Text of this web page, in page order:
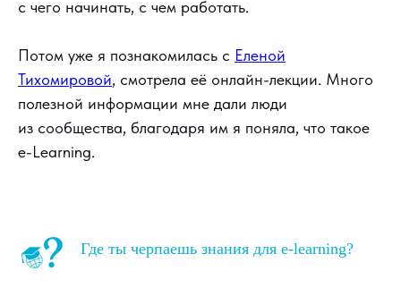
с чего начинать, с чем работать.
Потом уже я познакомилась с Еленой
Тихомировой, смотрела её онлайн-лекции. Много
полезной информации мне дали люди
из сообщества, благодаря им я поняла, что такое
e-Learning.
Где ты черпаешь знания для e-learning?